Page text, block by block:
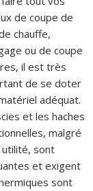
de coupe de
chauffe,
ou de coupe
il est très
de se doter
adéquat.
et les haches
malgré
sont
et exigent
sont